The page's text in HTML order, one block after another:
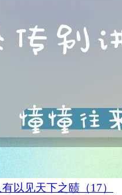
以见天下之赜（17）